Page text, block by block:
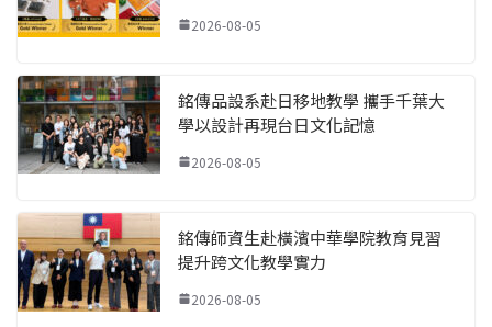
2026-08-05
銘傳品設系赴日移地教學 攜手千葉大
學以設計再現台日文化記憶
2026-08-05
銘傳師資生赴橫濱中華學院教育見習
提升跨文化教學實力
2026-08-05